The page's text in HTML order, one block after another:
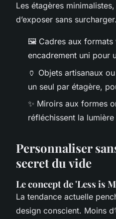
Les étagères
d’exposer sans surcharger.
🖼️ Cadres aux formats
encadrement uni pour
🏺 Objets artisanaux
un seul par étagère,
✨ Miroirs aux formes
réfléchissent la
Personnaliser
secret du vide
Le concept de 'Less is
La tendance actuelle
design conscient. Moins